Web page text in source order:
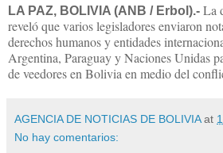
LA PAZ, BOLIVIA (ANB / Erbol).- La
reveló que varios legisladores enviaron
derechos humanos y entidades
Argentina, Paraguay y Naciones Unidas
de veedores en Bolivia en medio del
AGENCIA DE NOTICIAS DE BOLIVIA at
No hay comentarios: